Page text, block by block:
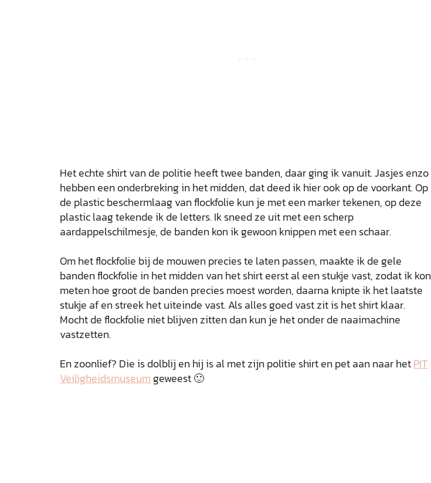
Het echte shirt van de politie heeft twee banden, daar ging ik vanuit. Jasjes enzo
hebben een onderbreking in het midden, dat deed ik hier ook op de voorkant. Op
de plastic beschermlaag van flockfolie kun je met een marker tekenen, op deze
plastic laag tekende ik de letters. Ik sneed ze uit met een scherp
aardappelschilmesje, de banden kon ik gewoon knippen met een schaar.
Om het flockfolie bij de mouwen precies te laten passen, maakte ik de gele
banden flockfolie in het midden van het shirt eerst al een stukje vast, zodat ik kon
meten hoe groot de banden precies moest worden, daarna knipte ik het laatste
stukje af en streek het uiteinde vast. Als alles goed vast zit is het shirt klaar.
Mocht de flockfolie niet blijven zitten dan kun je het onder de naaimachine
vastzetten.
En zoonlief? Die is dolblij en hij is al met zijn politie shirt en pet aan naar hetPIT
Veiligheidsmuseum geweest 🙂